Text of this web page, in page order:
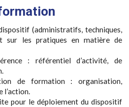
(administratifs, techniques,
sur les pratiques en matière de
: référentiel d’activité, de
de formation : organisation,
l’action.
pour le déploiement du dispositif